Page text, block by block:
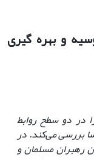
و بهره گیری
در دو سطح روابط
بررسی می‌کند. در
رهبران مسلمان و